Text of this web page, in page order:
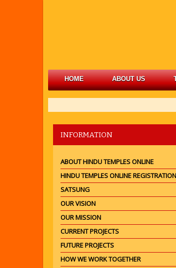
HOME ABOUT US
INFORMATION
ABOUT HINDU TEMPLES ONLINE
HINDU TEMPLES ONLINE REGISTRATION
SATSUNG
OUR VISION
OUR MISSION
CURRENT PROJECTS
FUTURE PROJECTS
HOW WE WORK TOGETHER